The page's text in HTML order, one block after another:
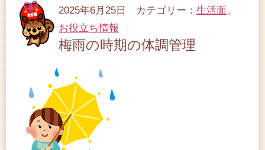
2025年6月25日 カテゴリー： 生活面、
お役立ち情報
梅雨の時期の体調管理